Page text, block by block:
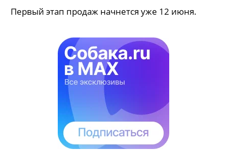
Первый этап продаж начнется уже 12 июня.